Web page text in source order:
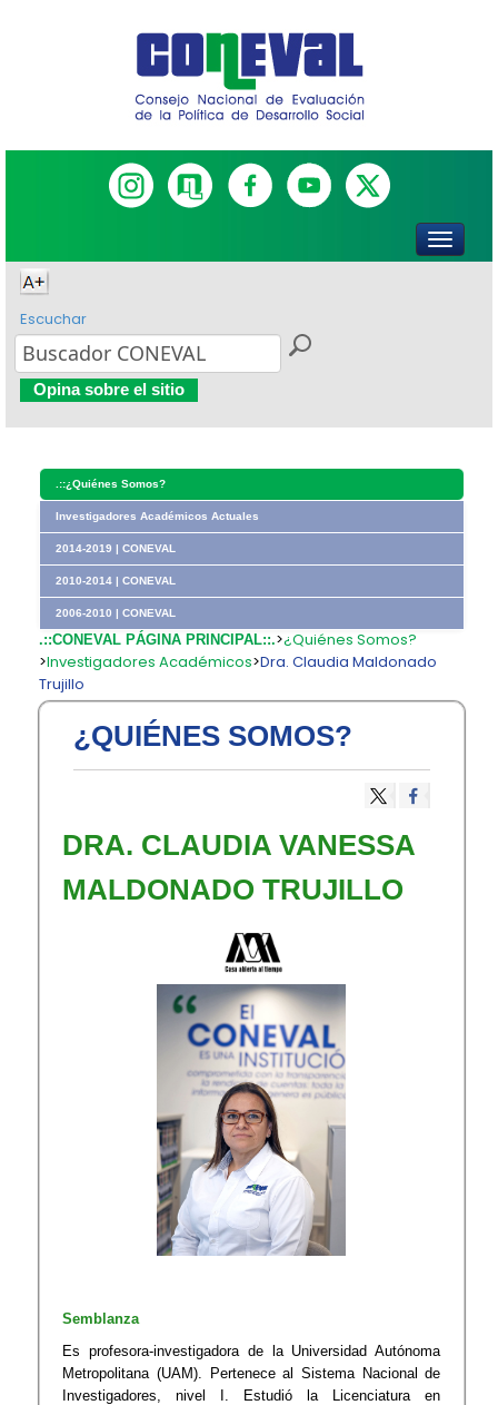
Escuchar
Opina sobre el sitio
.::¿Quiénes Somos?
Investigadores Académicos Actuales
2014-2019 | CONEVAL
2010-2014 | CONEVAL
2006-2010 | CONEVAL
.::CONEVAL PÁGINA PRINCIPAL::.>¿Quiénes Somos?
>Investigadores Académicos>Dra. Claudia Maldonado
Trujillo
¿QUIÉNES SOMOS?
DRA. CLAUDIA VANESSA
MALDONADO TRUJILLO
Semblanza
Es profesora-investigadora de la Universidad Autónoma
Metropolitana (UAM). Pertenece al Sistema Nacional de
Investigadores, nivel I. Estudió la Licenciatura en